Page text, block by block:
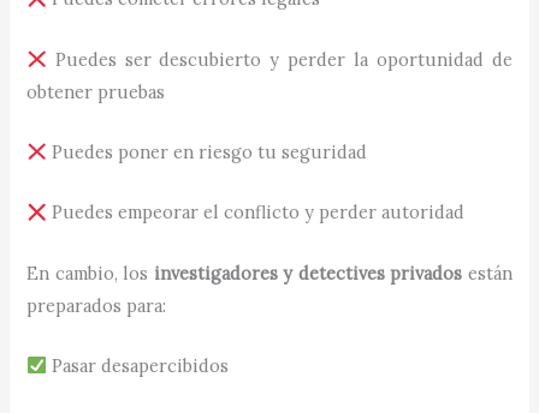
Puedes ser descubierto y perder la oportunidad de
obtener pruebas
Puedes poner en riesgo tu seguridad
Puedes empeorar el conflicto y perder autoridad
En cambio, los investigadores y detectives privados están
preparados para:
Pasar desapercibidos